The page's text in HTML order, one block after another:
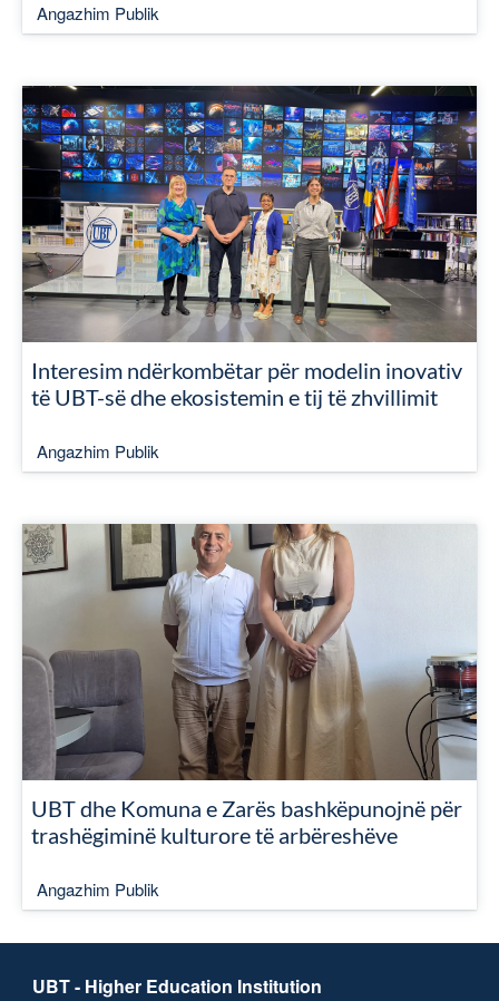
Angazhim Publik
Interesim ndërkombëtar për modelin inovativ
të UBT-së dhe ekosistemin e tij të zhvillimit
Angazhim Publik
UBT dhe Komuna e Zarës bashkëpunojnë për
trashëgiminë kulturore të arbëreshëve
Angazhim Publik
UBT - Higher Education Institution